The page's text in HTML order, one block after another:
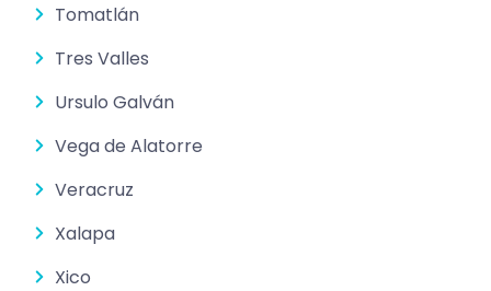
Tomatlán
Tres Valles
Ursulo Galván
Vega de Alatorre
Veracruz
Xalapa
Xico